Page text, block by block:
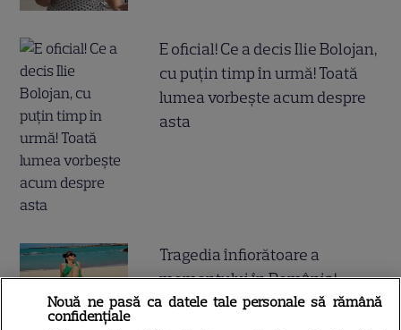
E oficial! Ce a decis Ilie Bolojan,
cu puțin timp în urmă! Toată
lumea vorbește acum despre
asta
Tragedia înfiorătoare a
momentului în România!
Artista noastră și-a luat Adio
Nouă ne pasă ca datele tale personale să rămână
confidențiale